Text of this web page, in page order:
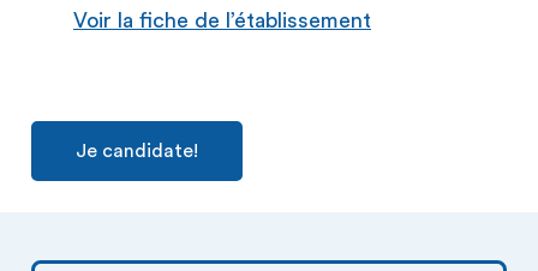
Voir la fiche de l’établissement
Je candidate!